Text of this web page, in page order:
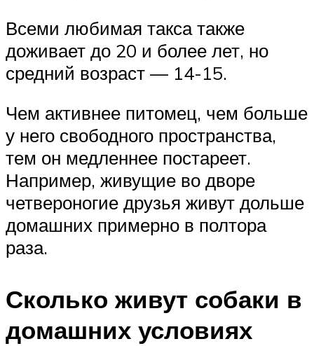
Всеми любимая такса также
доживает до 20 и более лет, но
средний возраст — 14-15.
Чем активнее питомец, чем больше
у него свободного пространства,
тем он медленнее постареет.
Например, живущие во дворе
четвероногие друзья живут дольше
домашних примерно в полтора
раза.
Сколько живут собаки в
домашних условиях